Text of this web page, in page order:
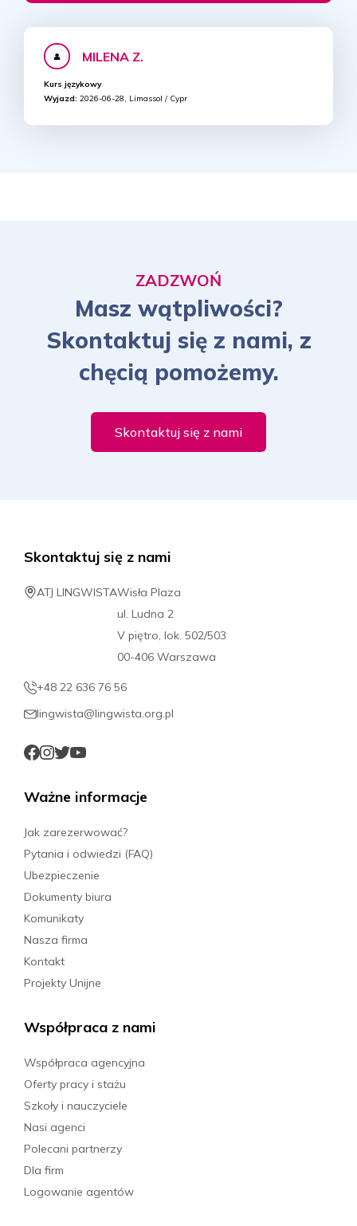
MILENA Z.
Kurs językowy
Wyjazd: 2026-06-28, Limassol / Cypr
ZADZWOŃ
Masz wątpliwości?
Skontaktuj się z nami, z
chęcią pomożemy.
Skontaktuj się z nami
Skontaktuj się z nami
ATJ LINGWISTAWisła Plaza
ul. Ludna 2
V piętro, lok. 502/503
00-406 Warszawa
+48 22 636 76 56
lingwista@lingwista.org.pl
Ważne informacje
Jak zarezerwować?
Pytania i odwiedzi (FAQ)
Ubezpieczenie
Dokumenty biura
Komunikaty
Nasza firma
Kontakt
Projekty Unijne
Współpraca z nami
Współpraca agencyjna
Oferty pracy i stażu
Szkoły i nauczyciele
Nasi agenci
Polecani partnerzy
Dla firm
Logowanie agentów